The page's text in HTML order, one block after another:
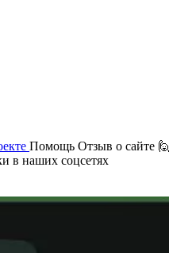
Помощь Отзыв о сайте 🙋
в наших соцсетях